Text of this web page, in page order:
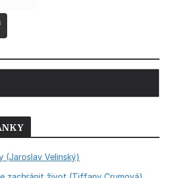
(Jaroslav Velinský)